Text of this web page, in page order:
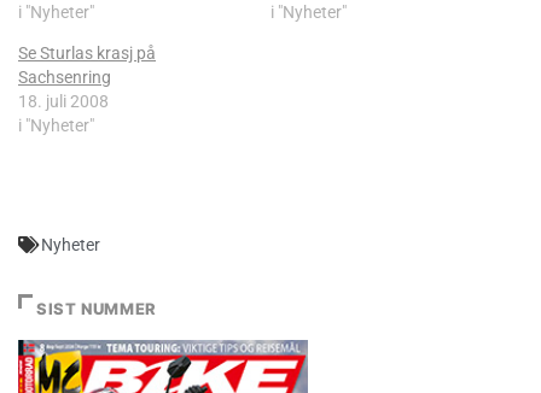
i "Nyheter"
i "Nyheter"
Se Sturlas krasj på
Sachsenring
18. juli 2008
i "Nyheter"
Nyheter
SIST NUMMER